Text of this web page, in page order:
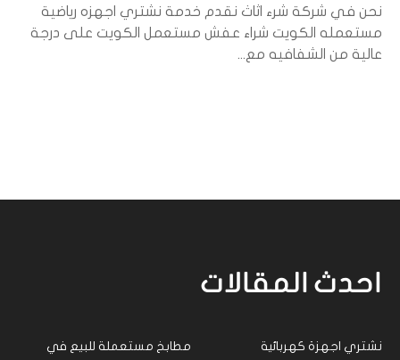
نحن في شركة شرء اثاث نقدم خدمة نشتري اجهزه رياضية
مستعمله الكويت شراء عفش مستعمل الكويت على درجة
عالية من الشفافيه مع...
احدث المقالات
نشتري اجهزة كهربائية
مطابخ مستعملة للبيع في